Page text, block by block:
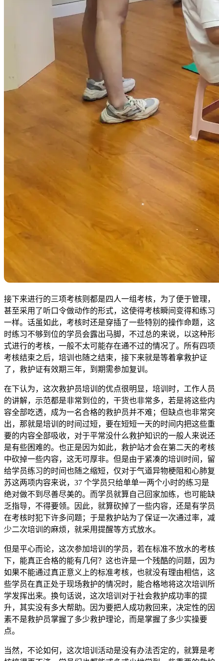
接下来进行的三项考核则都是四人一组考核，为了便于管理，
甚至采用了听口令做动作的形式，这使得考核瞬间变得和练习
一样。话虽如此，考核时还是穿插了一些特别的操作命题，这
时练习不够到位的学员会露出马脚，不过总的来说，以这种形
式进行的考核，一般不太可能存在通不过的情况了。所有四项
考核结束之后，培训也随之结束，接下来就是等着拿救护证
了，救护证有效期三年，到期需参加复训。
在下认为，这次救护员培训的优点很明显，培训时，工作人员
的讲解，示范都是非常到位的，干货也非常多，若是将这些内
容全部吃透，成为一名合格的救护员并不难；但缺点也非常突
出，那就是培训的时间过短，要在短短一天的时间内把这些重
要的内容全部吸收，对于平常没什么救护知识的一般人来说还
是有些困难的。也正是因为如此，救护站才会在第二天的考核
中砍掉一些内容，这无可厚非。但是由于紧凑的培训时间，留
给学员练习的时间也随之缩短，仅对于气道异物梗阻和心肺复
苏这两项内容来说，37 个学员只给单单一两个小时的练习是
绝对做不到尽善尽美的。而学员就算自己回家加练，也可能缺
乏指导，不得要领。因此，就算砍掉了一些内容，还是有学员
在考核时犯下许多问题；于是救护站为了保证一次通过率，减
少二次培训的麻烦，就采用提醒等方式放水。
但是平心而论，这次参加培训的学员，若在标准不放水的考核
下，能真正合格的能有几何？这也许是一个残酷的问题，因为
如果不能通过真正意义上的标准考核，也就没有理由相信，这
些学员在真正处于现场救护的情况时，能合格地将这次培训所
学发挥出来。换句话说，这次培训对于社会救护成功率的提
升，其实没有多大帮助。因为要把人成功救回来，决定性的因
素不是救护员掌握了多少救护理论，而是掌握了多少实操要
点。
当然，不论如何，这次培训活动是没有办法否定的，就算是考